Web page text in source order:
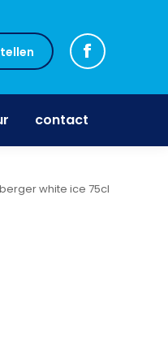
contact
white ice 75cl